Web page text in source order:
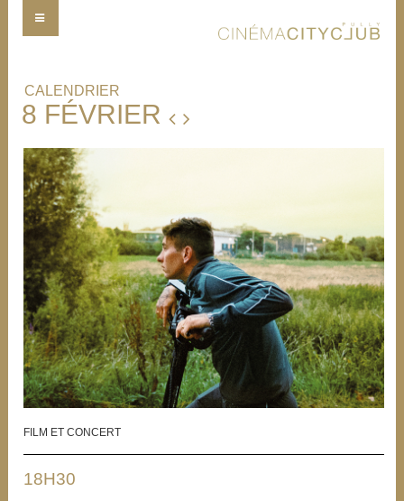
8 FÉVRIER
FILM ET CONCERT
18H30
CALENDRIER